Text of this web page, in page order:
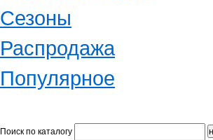
Сезоны
Распродажа
Популярное
Поиск по каталогу